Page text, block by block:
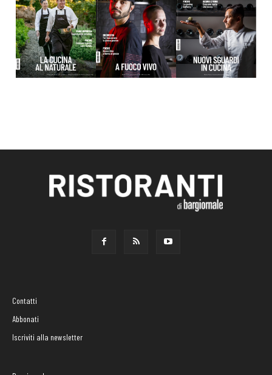
Contatti
Abbonati
Iscriviti alla newsletter